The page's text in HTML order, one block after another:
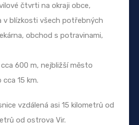
čtvrti na okraji obce,
v blízkosti všech potřebných
obchod s potravinami,
600 m, nejbližší město
15 km.
vzdálená asi 15 kilometrů od
od ostrova Vir.